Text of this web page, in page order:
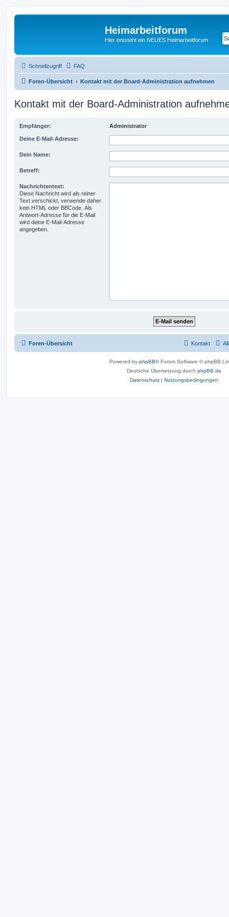
Heimarbeitforum
Hier entsteht ein NEUES Heimarbeitforum
Schnellzugriff FAQ
Foren-Übersicht Kontakt mit der Board-Administration aufnehmen
Kontakt mit der Board-Administration
Empfänger: Administrator
Deine E-Mail-Adresse:
Dein Name:
Betreff:
Nachrichtentext:
Diese Nachricht wird als reiner
Text verschickt, verwende daher
kein HTML oder BBCode. Als
Antwort-Adresse für die E-Mail
wird deine E-Mail-Adresse
angegeben.
Foren-Übersicht Kontakt
Powered by phpBB® Forum Software © phpBB
Deutsche Übersetzung durch phpBB.de
Datenschutz | Nutzungsbedingungen